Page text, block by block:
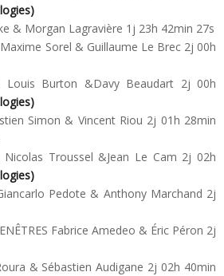
& Morgan Lagravière 1j 23h 42min 27s
Sorel & Guillaume Le Brec 2j 00h
Louis Burton &Davy Beaudart 2j 00h
Simon & Vincent Riou 2j 01h 28min
Nicolas Troussel &Jean Le Cam 2j 02h
Pedote & Anthony Marchand 2j
Fabrice Amedeo & Éric Péron 2j
& Sébastien Audigane 2j 02h 40min